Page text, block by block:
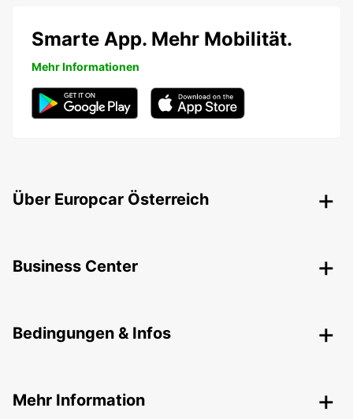
Smarte App. Mehr Mobilität.
Mehr Informationen
Über Europcar Österreich
Business Center
Bedingungen & Infos
Mehr Information